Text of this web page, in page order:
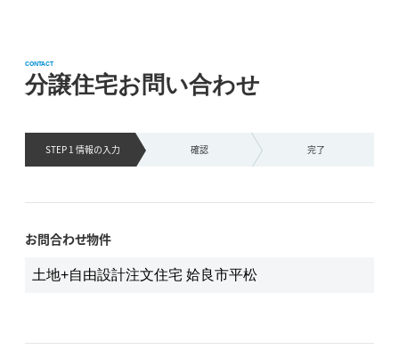
分譲住宅お問い合わせ
CONTACT
STEP 1 情報の入力 確認 完了
お問合わせ物件